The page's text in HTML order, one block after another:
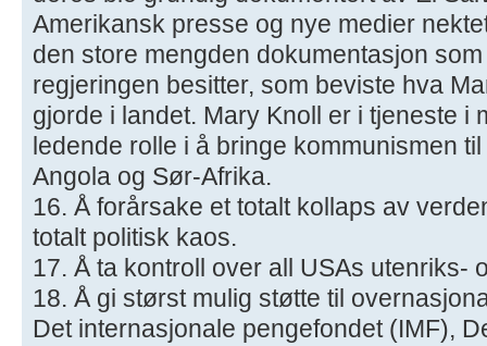
Amerikansk presse og nye medier
den store mengden dokumentasjon
regjeringen besitter, som beviste hva
gjorde i landet. Mary Knoll er i tjeneste i
ledende rolle i å bringe kommunismen
Angola og Sør-Afrika.
16. Å forårsake et totalt kollaps av
totalt politisk kaos.
17. Å ta kontroll over all USAs utenriks-
18. Å gi størst mulig støtte til
Det internasjonale pengefondet (IMF),